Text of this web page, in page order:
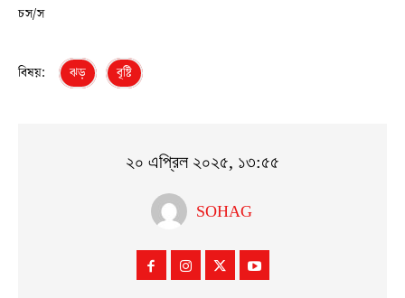
চস/স
বিষয়: ঝড় বৃষ্টি
২০ এপ্রিল ২০২৫, ১৩:৫৫
SOHAG